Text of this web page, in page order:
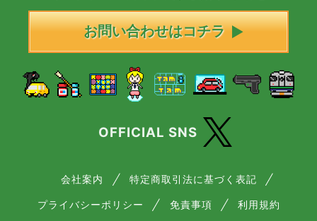
お問い合わせはコチラ
OFFICIAL SNS
会社案内 特定商取引法に基づく表記
プライバシーポリシー 免責事項 利用規約